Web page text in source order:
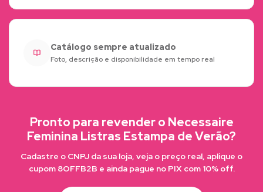
Catálogo sempre atualizado
Foto, descrição e disponibilidade em tempo real
Pronto para revender o Necessaire
Feminina Listras Estampa de Verão?
Cadastre o CNPJ da sua loja, veja o preço real, aplique o
cupom 8OFFB2B e ainda pague no PIX com 10% off.